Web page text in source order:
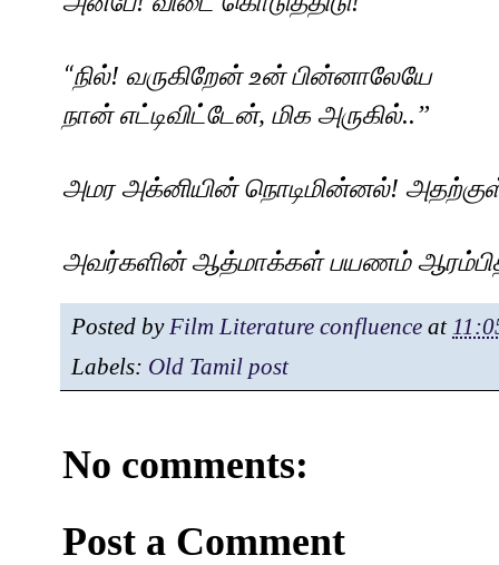
“நில்! வருகிறேன் உன் பின்னாலேயே
நான் எட்டிவிட்டேன், மிக அருகில்..”
அமர அக்னியின் நொடிமின்னல்!
அவர்களின் ஆத்மாக்கள் பயணம்
Posted by Film Literature confluence at
Labels: Old Tamil post
No comments:
Post a Comment